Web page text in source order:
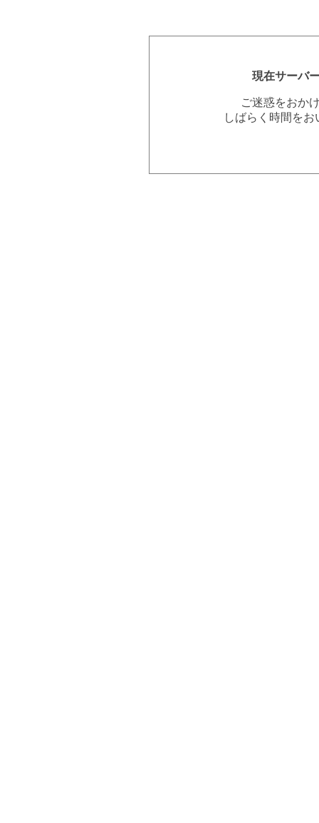
現在サーバ
ご迷惑をおか
しばらく時間を